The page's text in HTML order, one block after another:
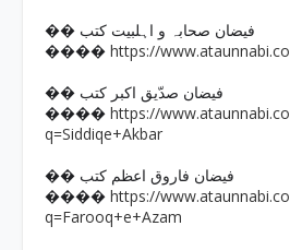
�� فیضان صحابہ و اہلبیت کتب
���� https://
�� فیضان صدّیق اکبر کتب
���� https://
q=Siddiqe+Akbar
�� فیضان فاروق اعظم کتب
���� https://
q=Farooq+e+Azam